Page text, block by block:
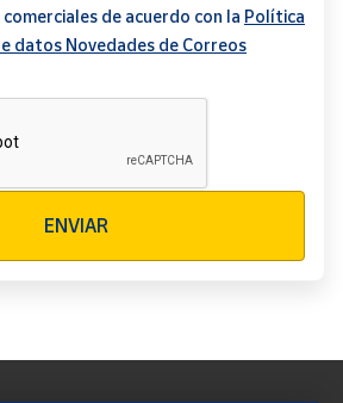
de acuerdo con la Política
datos Novedades de Correos
ENVIAR